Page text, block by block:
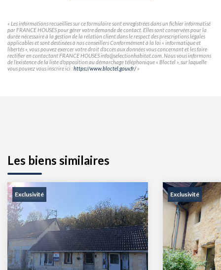
« Les informations recueillies sur ce formulaire sont enregistrées dans un fichier informatisé
par FRANCE HOUSES pour gérer votre demande de contact. Elles sont conservées pour la
durée nécessaire à la gestion de la relation client dans le respect des prescriptions légales
applicables et sont destinées à nos conseillers Conformément à la loi « informatique et
libertés », vous pouvez exercer votre droit d'accès aux données vous concernant et les faire
rectifier en contactant FRANCE HOUSES info@selectionhabitat.com. Nous vous informons
de l'existence de la liste d'opposition au démarchage téléphonique « Bloctel », sur laquelle
vous pouvez vous inscrire ici :https://www.bloctel.gouv.fr/»
Les biens similaires
Exclusivité Exclusivité